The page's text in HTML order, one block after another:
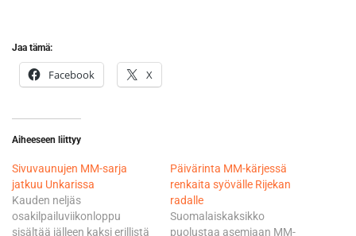
Jaa tämä:
Facebook X
Aiheeseen liittyy
Sivuvaunujen MM-sarja
jatkuu Unkarissa
Kauden neljäs
osakilpailuviikonloppu
sisältää jälleen kaksi erillistä
Päivärinta MM-kärjessä
renkaita syövälle Rijekan
radalle
Suomalaiskaksikko
puolustaa asemiaan MM-